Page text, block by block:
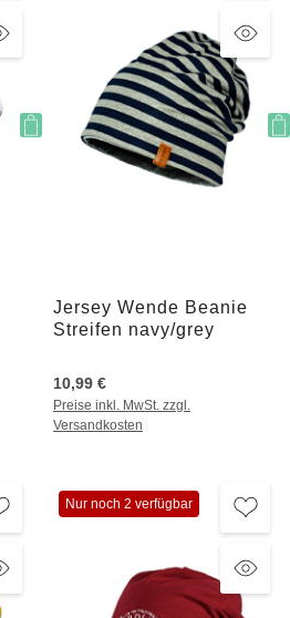
Jersey Wende Beanie
Streifen navy/grey
10,99 €
Preise inkl. MwSt. zzgl.
Versandkosten
Nur noch 2 verfügbar